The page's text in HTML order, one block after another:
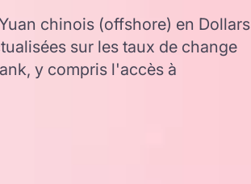
chinois (offshore) en Dollars
sur les taux de change
y compris l'accès à